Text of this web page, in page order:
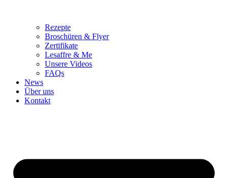
Rezepte
Broschüren & Flyer
Zertifikate
Lesaffre & Me
Unsere Videos
FAQs
News
Über uns
Kontakt